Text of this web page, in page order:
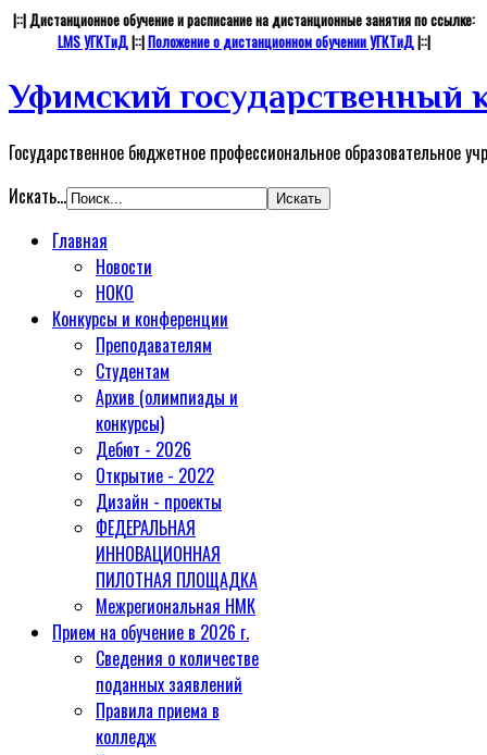
|::| Дистанционное обучение и расписание на дистанционные занятия по ссылке:
LMS УГКТиД|::|Положение о дистанционном обучении УГКТиД|::|
Уфимский государственный
Государственное бюджетное профессиональное образовательное
Искать...
Главная
Новости
НОКО
Конкурсы и конференции
Преподавателям
Студентам
Архив (олимпиады и
конкурсы)
Дебют - 2026
Открытие - 2022
Дизайн - проекты
ФЕДЕРАЛЬНАЯ
ИННОВАЦИОННАЯ
ПИЛОТНАЯ ПЛОЩАДКА
Межрегиональная НМК
Прием на обучение в 2026 г.
Сведения о количестве
поданных заявлений
Правила приема в
колледж